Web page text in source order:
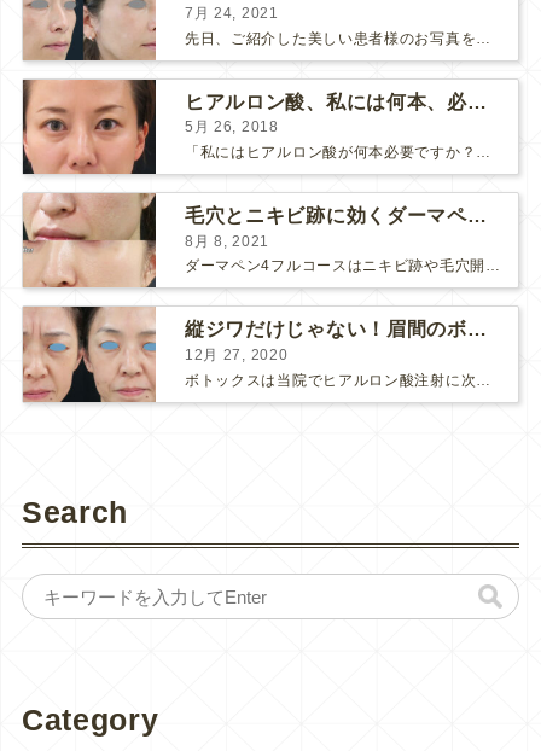
7月 24, 2021
ヒアルロン酸、私には何本、必要ですか？
5月 26, 2018
「私にはヒアルロン酸が何本必要ですか？」 診察の時によく聞かれますが、なかなか難しい質問です。 どこまでこだわってキレイにしたいかによって 使うヒアルロン酸の量が変わるからです。 前回もご紹介させ...
毛穴とニキビ跡に効くダーマペン４フルコース
8月 8, 2021
ダーマペン4フルコースはニキビ跡や毛穴開きで悩まれている方に自信を持ってお勧めできる美肌治療です。 ↑ ダーマペン4フルコースを4回行いました。 ニキビ跡と毛穴開きが改善して肌のキメが整いまし...
縦ジワだけじゃない！眉間のボトックス注射
12月 27, 2020
Search
Category